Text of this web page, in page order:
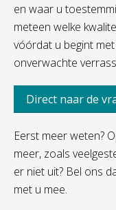
en waar u
meteen welke
vóórdat u begint
onverwachte
Direct naar de
Eerst meer weten?
meer, zoals
er niet uit? Bel ons
met u mee.